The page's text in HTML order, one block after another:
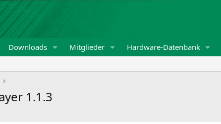
Downloads Mitglieder Hardware-Datenbank
1.1.3